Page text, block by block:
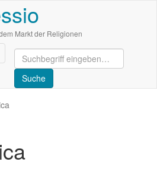
Markt der Religionen
deaktivieren